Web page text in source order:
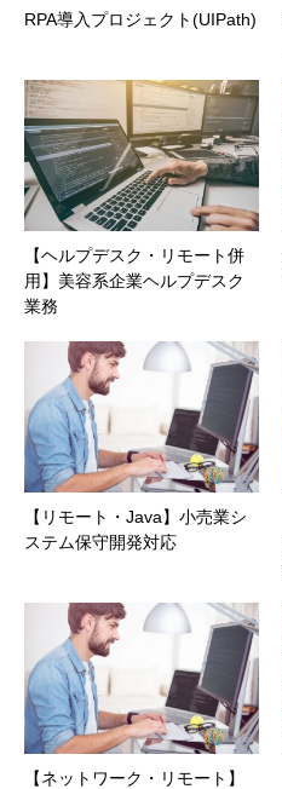
RPA導入プロジェクト(UIPath)
【ヘルプデスク・リモート併
用】美容系企業ヘルプデスク
業務
【リモート・Java】小売業シ
ステム保守開発対応
【ネットワーク・リモート】